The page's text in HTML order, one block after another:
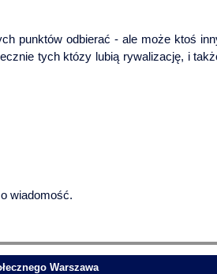
punktów odbierać - ale może ktoś
tych któzy lubią rywalizację, i
wiadomość.
Warszawa